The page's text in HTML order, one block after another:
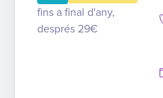
fins a final d'any,
després 29€